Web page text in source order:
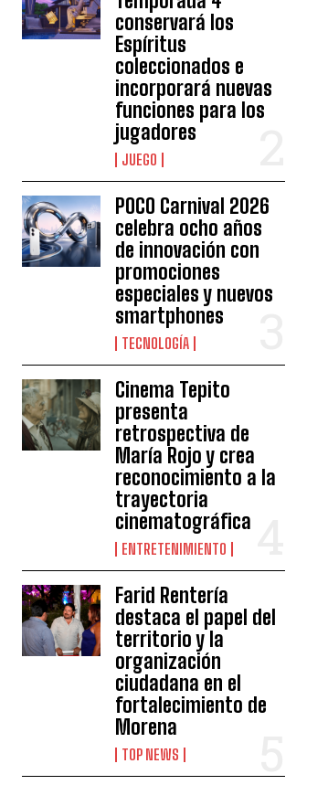
conservará los
Espíritus
coleccionados e
incorporará nuevas
funciones para los
jugadores
JUEGO
POCO Carnival 2026
celebra ocho años
de innovación con
promociones
especiales y nuevos
smartphones
TECNOLOGÍA
Cinema Tepito
presenta
retrospectiva de
María Rojo y crea
reconocimiento a la
trayectoria
cinematográfica
ENTRETENIMIENTO
Farid Rentería
destaca el papel del
territorio y la
organización
ciudadana en el
fortalecimiento de
Morena
TOP NEWS